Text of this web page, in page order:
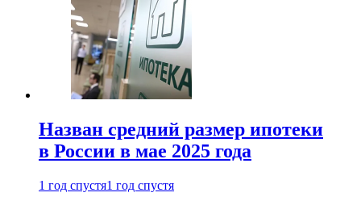
Назван средний размер ипотеки
в России в мае 2025 года
1 год спустя1 год спустя